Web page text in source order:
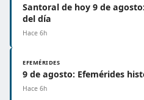
Santoral de hoy 9 de
del día
Hace 6h
EFEMÉRIDES
9 de agosto: Efemérides
Hace 6h